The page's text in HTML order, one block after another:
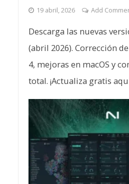
19 abril, 2026 Add
Descarga las nuevas
(abril 2026). Corrección
4, mejoras en macOS y
total. ¡Actualiza gratis